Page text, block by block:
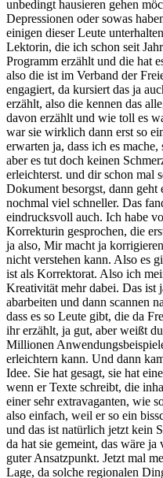
unbedingt hausieren gehen
Depressionen oder sowas
einigen dieser Leute
Lektorin, die ich schon seit
Programm erzählt und die hat
also die ist im Verband der
engagiert, da kursiert das ja
erzählt, also die kennen das
davon erzählt und wie toll es
war sie wirklich dann erst so
erwarten ja, dass ich es
aber es tut doch keinen
erleichterst. und dir schon mal
Dokument besorgst, dann geht
nochmal viel schneller. Das
eindrucksvoll auch. Ich habe
Korrekturin gesprochen, die
ja also, Mir macht ja
nicht verstehen kann. Also es
ist als Korrektorat. Also ich
Kreativität mehr dabei. Das ist
abarbeiten und dann scannen
dass es so Leute gibt, die da
ihr erzählt, ja gut, aber weißt
Millionen
erleichtern kann. Und dann
Idee. Sie hat gesagt, sie hat
wenn er Texte schreibt, die
einer sehr extravaganten, wie
also einfach, weil er so ein
und das ist natürlich jetzt kein
da hat sie gemeint, das wäre
guter Ansatzpunkt. Jetzt mal
Lage, da solche regionalen